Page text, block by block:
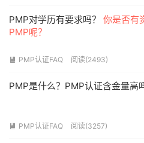
PMP对学历有要求吗？ 你是否有
PMP呢？
 PMP认证FAQ 阅读(2493)
PMP是什么？PMP认证含金量高
 PMP认证FAQ 阅读(3257)